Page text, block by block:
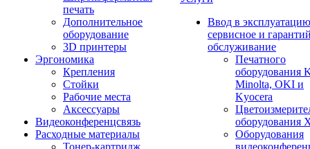
печать
Дополнительное
оборудование
3D принтеры
Эргономика
Крепления
Стойки
Рабочие места
Аксессуары
Видеоконференцсвязь
Расходные материалы
Тонер-картридж
Ввод в
сервисное и
обслуживание
Печатного
оборудования
Minolta, OKI и
Kyocera
оборудования
Оборудования